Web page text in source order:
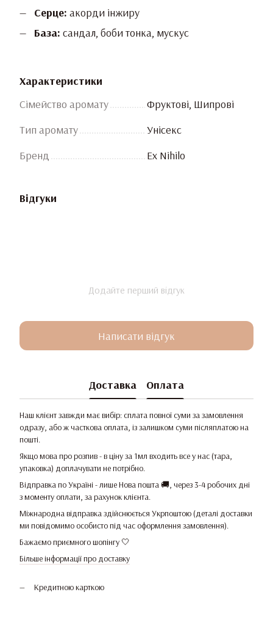
Серце: акорди інжиру
База: сандал, боби тонка, мускус
Характеристики
Сімейство аромату
Фруктові, Шипрові
Тип аромату
Унісекс
Бренд
Ex Nihilo
Відгуки
Додайте перший відгук
Написати відгук
Доставка Оплата
Наш клієнт завжди має вибір: сплата повної суми за замовлення
одразу, або ж часткова оплата, із залишком суми післяплатою на
пошті.
Якщо мова про розпив - в ціну за 1мл входить все у нас (тара,
упаковка) доплачувати не потрібно.
Відправка по Україні - лише Нова пошта 🚚, через 3-4 робочих дні
з моменту оплати, за рахунок клієнта.
Міжнародна відправка здійснюється Укрпоштою (деталі доставки
ми повідомимо особисто під час оформлення замовлення).
Бажаємо приємного шопінгу 🤍
Більше інформації про доставку
Кредитною карткою